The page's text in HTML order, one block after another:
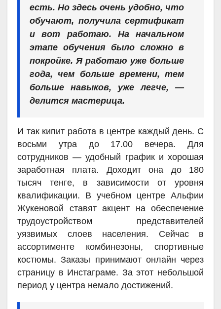
есть. Но здесь очень удобно, что
обучают, получила сертификат
и вот работаю. На начальном
этапе обучения было сложно в
покройке. Я работаю уже больше
года, чем больше времени, тем
больше навыков, уже легче, —
делится мастерица.
И так кипит работа в центре каждый день. С
восьми утра до 17.00 вечера. Для
сотрудников — удобный график и хорошая
заработная плата. Доходит она до 180
тысяч тенге, в зависимости от уровня
квалификации. В учебном центре Альфии
Жукеновой ставят акцент на обеспечение
трудоустройством представителей
уязвимых слоев населения. Сейчас в
ассортименте комбинезоны, спортивные
костюмы. Заказы принимают онлайн через
страницу в Инстаграме. За этот небольшой
период у центра немало достижений.